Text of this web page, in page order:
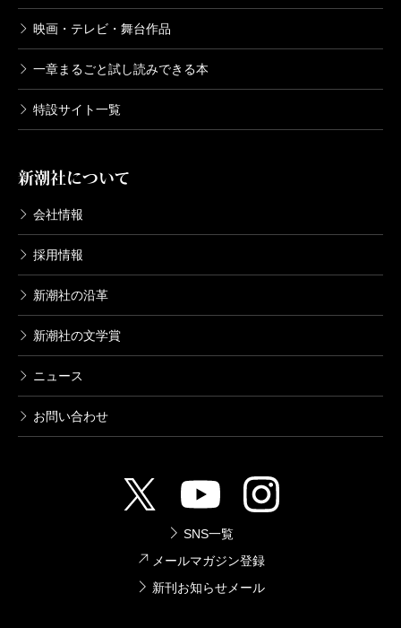
映画・テレビ・舞台作品
一章まるごと試し読みできる本
特設サイト一覧
新潮社について
会社情報
採用情報
新潮社の沿革
新潮社の文学賞
ニュース
お問い合わせ
SNS一覧
メールマガジン登録
新刊お知らせメール